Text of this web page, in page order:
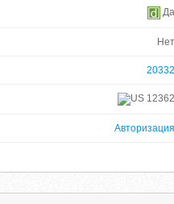
Да
Нет
20332
12362
Авторизация